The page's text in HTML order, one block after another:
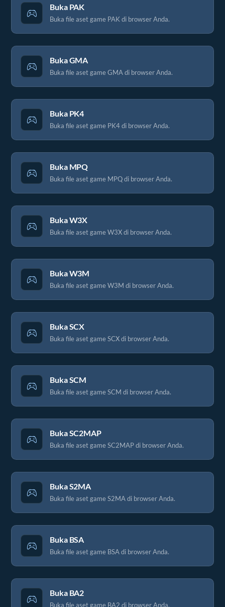
Buka PAK
Buka file aset game PAK di browser Anda.
Buka GMA
Buka file aset game GMA di browser Anda.
Buka PK4
Buka file aset game PK4 di browser Anda.
Buka MPQ
Buka file aset game MPQ di browser Anda.
Buka W3X
Buka file aset game W3X di browser Anda.
Buka W3M
Buka file aset game W3M di browser Anda.
Buka SCX
Buka file aset game SCX di browser Anda.
Buka SCM
Buka file aset game SCM di browser Anda.
Buka SC2MAP
Buka file aset game SC2MAP di browser Anda.
Buka S2MA
Buka file aset game S2MA di browser Anda.
Buka BSA
Buka file aset game BSA di browser Anda.
Buka BA2
Buka file aset game BA2 di browser Anda.